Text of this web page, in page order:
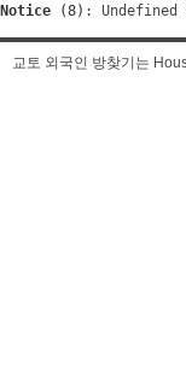
Notice (8) : Undefined
교토 외국인 방찾기는